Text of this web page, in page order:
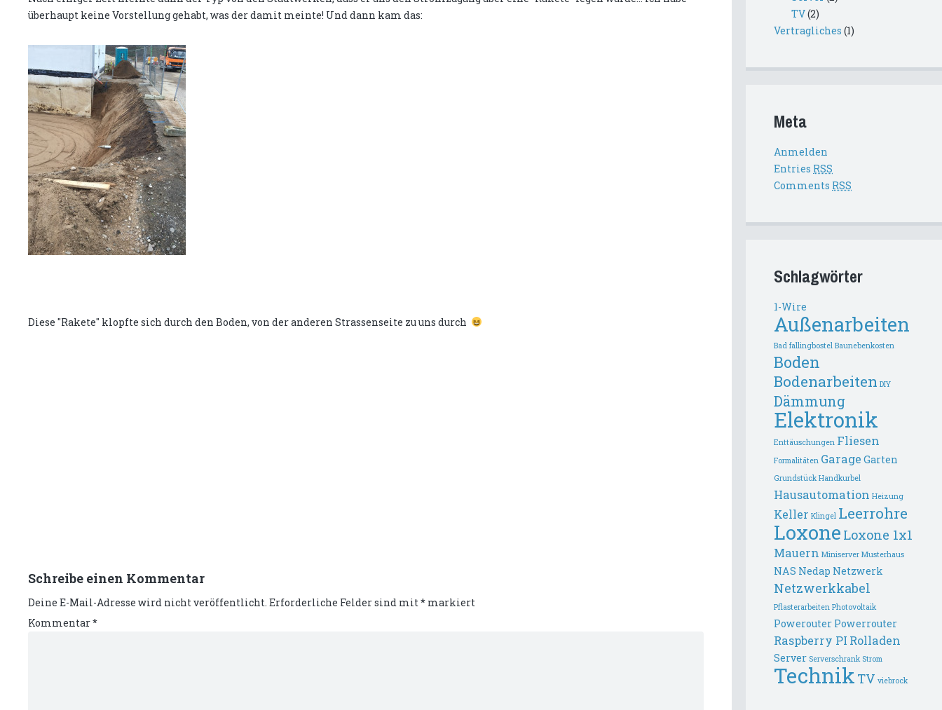
überhaupt keine Vorstellung gehabt, was der damit meinte! Und dann kam das:
Diese "Rakete" klopfte sich durch den Boden, von der anderen Strassenseite zu uns durch
Schreibe einen Kommentar
Deine E-Mail-Adresse wird nicht veröffentlicht. Erforderliche Felder sind mit* markiert
Kommentar*
TV(2)
Vertragliches (1)
Meta
Anmelden
Entries RSS
Comments RSS
Schlagwörter
1-Wire
Außenarbeiten
Bad fallingbostel Baunebenkosten
Boden
Bodenarbeiten DIY
Dämmung
Elektronik
Enttäuschungen Fliesen
Formalitäten Garage Garten
Grundstück Handkurbel
Hausautomation Heizung
Keller Klingel Leerrohre
Loxone Loxone 1x1
Mauern Miniserver Musterhaus
NAS Nedap Netzwerk
Netzwerkkabel
Pflasterarbeiten Photovoltaik
Powerouter Powerrouter
Raspberry PI Rolladen
Server Serverschrank Strom
Technik TV viebrock